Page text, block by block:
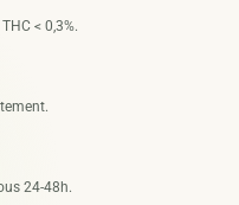
< 0,3%.
24-48h.